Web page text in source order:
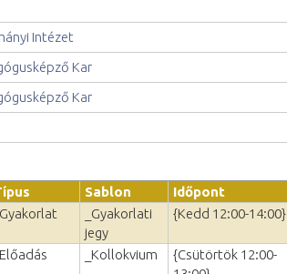
Intézet
Kar
Kar
Sablon Időpont
_Gyakorlat
_Gyakorlati
jegy
{Kedd 12:00-14:00}
_Előadás _Kollokvium
{Csütörtök 12:00-